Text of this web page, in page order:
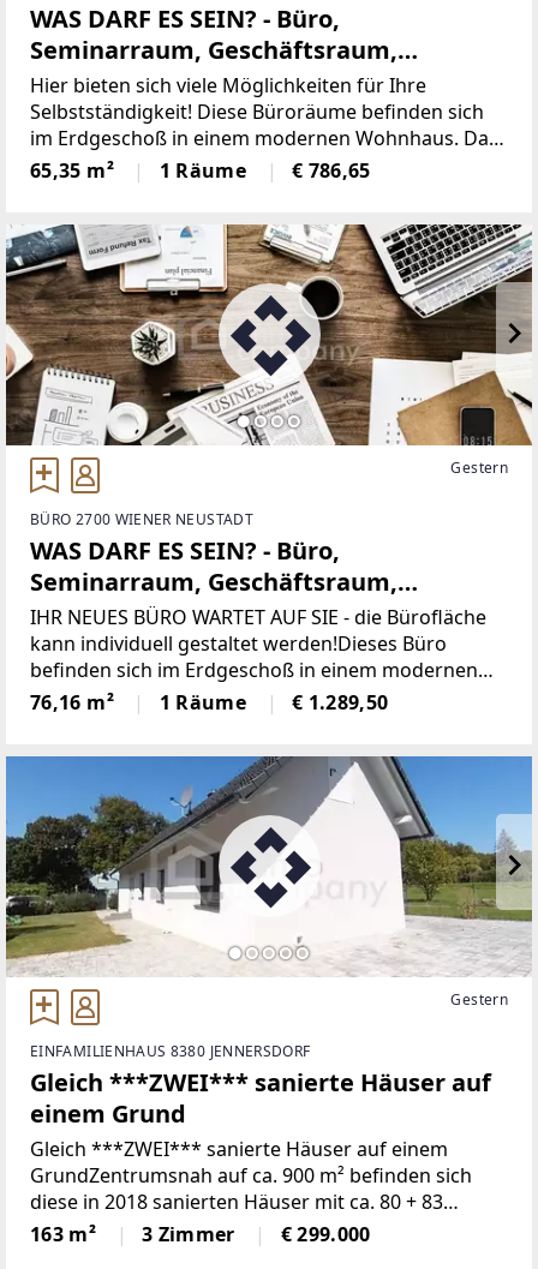
WAS DARF ES SEIN? - Büro,
Seminarraum, Geschäftsraum,
Therapieraum...
Hier bieten sich viele Möglichkeiten für Ihre
Selbstständigkeit! Diese Büroräume befinden sich
im Erdgeschoß in einem modernen Wohnhaus. Das
Haus wurde 2018 komplett generalsaniert und auf
neuesten Stand gebracht. Modern, smart und auf
65,35 m² 1 Räume € 786,65
Gestern
BÜRO 2700 WIENER NEUSTADT
WAS DARF ES SEIN? - Büro,
Seminarraum, Geschäftsraum,
Therapieraum...
IHR NEUES BÜRO WARTET AUF SIE - die Bürofläche
kann individuell gestaltet werden!Dieses Büro
befinden sich im Erdgeschoß in einem modernen
Wohnhaus. Das Haus wurde 2018 komplett
generalsaniert und auf neuesten Stand gebracht.
76,16 m² 1 Räume € 1.289,50
Gestern
EINFAMILIENHAUS 8380 JENNERSDORF
Gleich ***ZWEI*** sanierte Häuser auf
einem Grund
Gleich ***ZWEI*** sanierte Häuser auf einem
GrundZentrumsnah auf ca. 900 m² befinden sich
diese in 2018 sanierten Häuser mit ca. 80 + 83
m².Das Haupthaus teilt sich auf in 3 Zimmer, Küche
mit Essplatz, Bad, WC extra.Das „Gästehaus“
163 m² 3 Zimmer € 299.000